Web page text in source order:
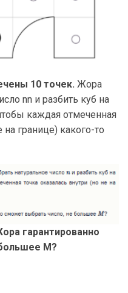
10 точек. Жора
nn и разбить куб на
каждая отмеченная
на границе) какого-то
гарантированно
M?